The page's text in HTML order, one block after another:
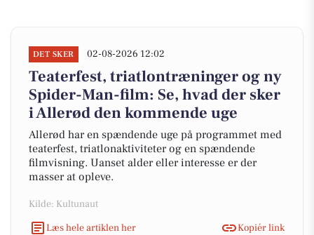
DET SKER 02-08-2026 12:02
Teaterfest, triatlontræninger og ny
Spider-Man-film: Se, hvad der sker
i Allerød den kommende uge
Allerød har en spændende uge på programmet med
teaterfest, triatlonaktiviteter og en spændende
filmvisning. Uanset alder eller interesse er der
masser at opleve.
Kilde: Kultunaut
Læs hele artiklen her
Kopiér link